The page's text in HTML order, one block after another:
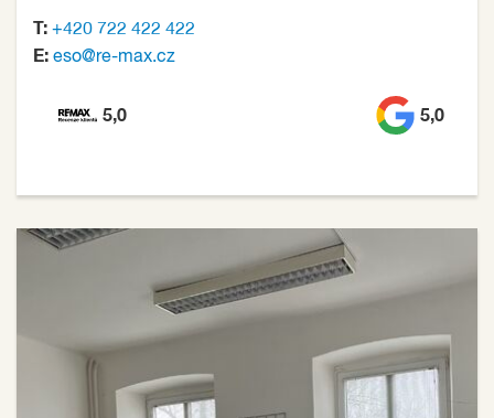
T: +420 722 422 422
E: eso@re-max.cz
5,0 5,0